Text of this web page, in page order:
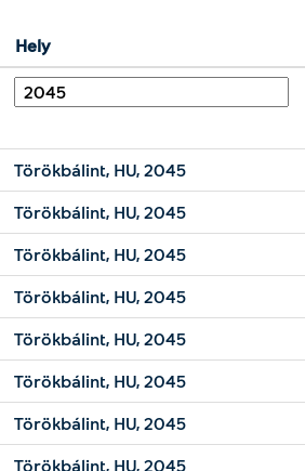
Hely
Törökbálint, HU, 2045
Törökbálint, HU, 2045
Törökbálint, HU, 2045
Törökbálint, HU, 2045
Törökbálint, HU, 2045
Törökbálint, HU, 2045
Törökbálint, HU, 2045
Törökbálint, HU, 2045